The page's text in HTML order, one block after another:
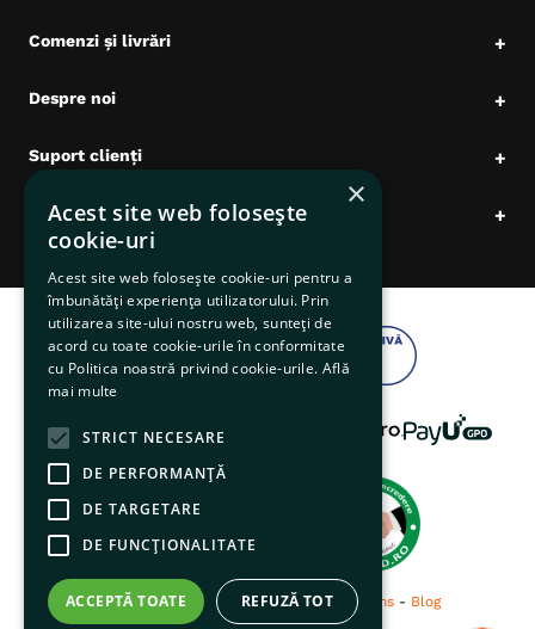
Comenzi și livrări +
Despre noi +
Suport clienți +
Date comerciale +
© 2026 pentruanimale.ro -Privacy Terms- Blog
×
Acest site web folosește
cookie-uri
Acest site web folosește cookie-uri pentru a
îmbunătăți experiența utilizatorului. Prin
utilizarea site-ului nostru web, sunteți de
acord cu toate cookie-urile în conformitate
cu Politica noastră privind cookie-urile. Află
mai multe
STRICT NECESARE
DE PERFORMANȚĂ
DE TARGETARE
DE FUNCŢIONALITATE
ACCEPTĂ TOATE REFUZĂ TOT